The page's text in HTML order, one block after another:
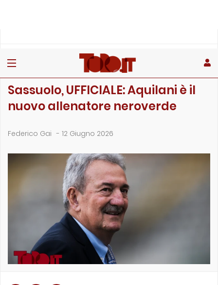
Sassuolo, UFFICIALE: Aquilani è il
nuovo allenatore neroverde
Federico Gai - 12 Giugno 2026